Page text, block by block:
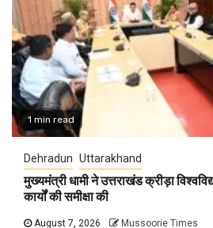
1 min read
Dehradun Uttarakhand
मुख्यमंत्री धामी ने उत्तराखंड क्रीड़ा
कार्यों की समीक्षा की
August 7, 2026 Mussoorie Times